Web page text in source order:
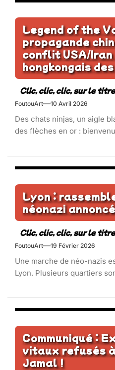
Legend of the
propagande
conflit USA/Iran
hongkongais
FoutouArt 10 Avril 2026
Des chats ninjas, un aigle
des flèches en or :
Lyon :
néonazi
FoutouArt 19 Février 2026
Une marche de néo-nazis
Lyon. Plusieurs quartiers
Communiqué :
vitaux refusés
Jamal !